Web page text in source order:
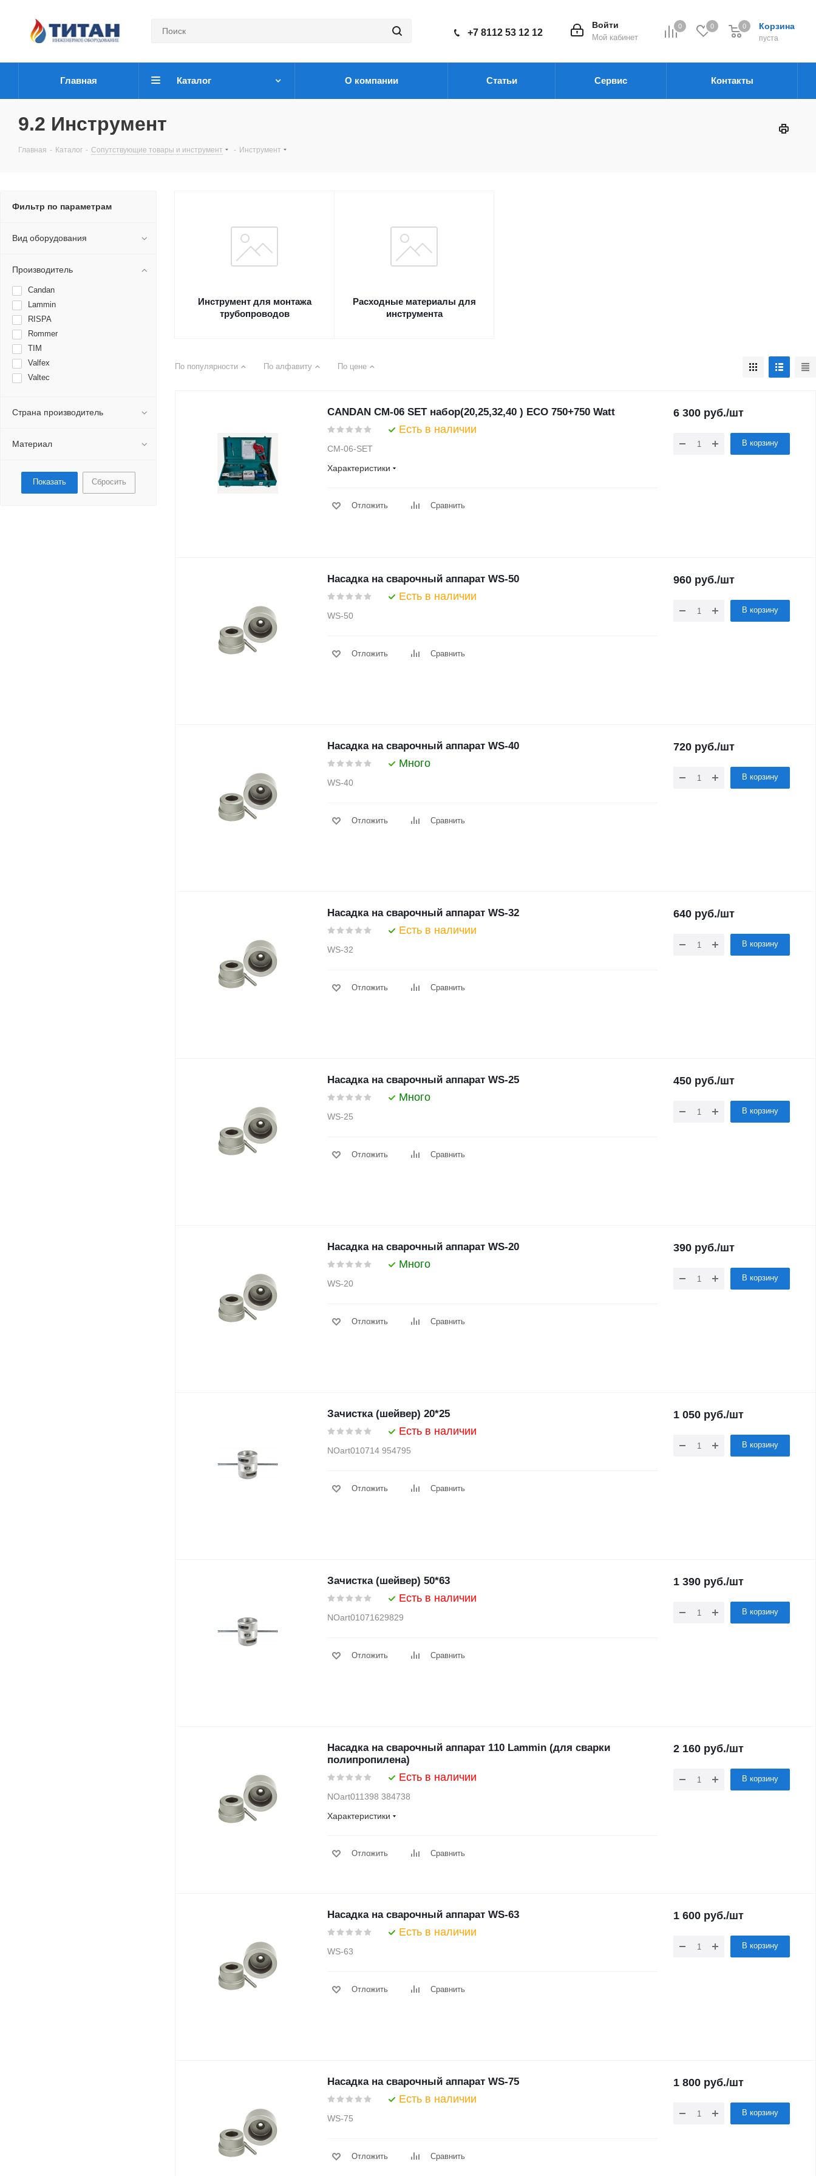
0 0 Корзина
пуста
0
Войти
Мой кабинет
+7 8112 53 12 12
Главная Каталог О компании Статьи Сервис Контакты
9.2 Инструмент
Главная - Каталог - Сопутствующие товары и инструмент - Инструмент
Инструмент для монтажа
трубопроводов
Расходные материалы для
инструмента
По популярности По алфавиту По цене
CANDAN CM-06 SET набор(20,25,32,40 ) ECO 750+750 Watt
Есть в наличии
CM-06-SET
Характеристики
Отложить Сравнить
6 300 руб./шт
В корзину
Насадка на сварочный аппарат WS-50
Есть в наличии
WS-50
Отложить Сравнить
960 руб./шт
В корзину
Насадка на сварочный аппарат WS-40
Много
WS-40
Отложить Сравнить
720 руб./шт
В корзину
Насадка на сварочный аппарат WS-32
Есть в наличии
WS-32
Отложить Сравнить
640 руб./шт
В корзину
Насадка на сварочный аппарат WS-25
Много
WS-25
Отложить Сравнить
450 руб./шт
В корзину
Насадка на сварочный аппарат WS-20
Много
WS-20
Отложить Сравнить
390 руб./шт
В корзину
Зачистка (шейвер) 20*25
Есть в наличии
NOart010714 954795
Отложить Сравнить
1 050 руб./шт
В корзину
Зачистка (шейвер) 50*63
Есть в наличии
NOart01071629829
Отложить Сравнить
1 390 руб./шт
В корзину
Насадка на сварочный аппарат 110 Lammin (для сварки
полипропилена)
Есть в наличии
NOart011398 384738
Характеристики
Отложить Сравнить
2 160 руб./шт
В корзину
Насадка на сварочный аппарат WS-63
Есть в наличии
WS-63
Отложить Сравнить
1 600 руб./шт
В корзину
Насадка на сварочный аппарат WS-75
Есть в наличии
WS-75
Отложить Сравнить
1 800 руб./шт
В корзину
Фильтр по параметрам
Вид оборудования
Производитель
Candan
Lammin
RISPA
Rommer
TIM
Valfex
Valtec
Страна производитель
Материал
Сбросить